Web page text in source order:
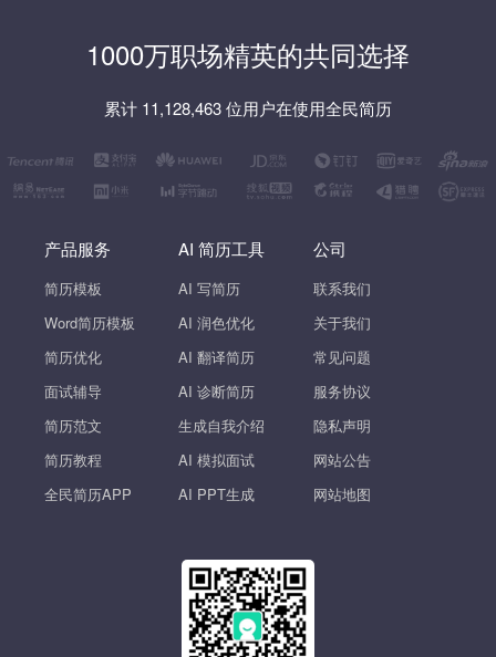
1000万职场精英的共同选择
累计 11,128,463 位用户在使用全民简历
产品服务
简历模板
Word简历模板
简历优化
面试辅导
简历范文
简历教程
全民简历APP
AI 简历工具
AI 写简历
AI 润色优化
AI 翻译简历
AI 诊断简历
生成自我介绍
AI 模拟面试
AI PPT生成
公司
联系我们
关于我们
常见问题
服务协议
隐私声明
网站公告
网站地图